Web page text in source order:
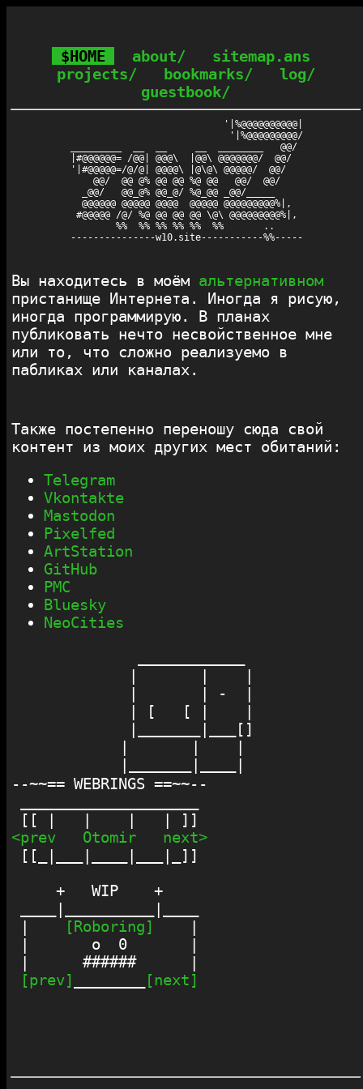
$HOME about/
sitemap.ans
projects/
bookmarks/
log/
guestbook/
'|%@@@@@@@@@@|
'|%@@@@@@@@@/
_________  __  __     __  ________   @@/
|#@@@@@@= /@@| @@@\  |@@\ @@@@@@@/  @@/
'|#@@@@@=/@/@| @@@@\ |@\@\ @@@@@/  @@/
@@/  @@ @% @@ @@ %@ @@   @@/  @@/
_@@/   @@_@% @@_@/ %@_@@ _@@/_____
@@@@@@ @@@@@ @@@@  @@@@@ @@@@@@@@@%|,
#@@@@@ /@/ %@ @@ @@ @@ \@\ @@@@@@@@@%|,
%%  %% %% %% %%  %%       ..
---------------w10.site-----------%%-----
Вы находитесь в моём альтернативном
пристанище Интернета. Иногда я рисую,
иногда программирую. В планах
публиковать нечто несвойственное мне
или то, что сложно реализуемо в
пабликах или каналах.
Также постепенно переношу сюда свой
контент из моих других мест обитаний:
Telegram
Vkontakte
Mastodon
Pixelfed
ArtStation
GitHub
PMC
Bluesky
NeoСities
|       |    |
|       | -  |
| [   [ |    |
|_______|___[]
|       |    |
--~~== WEBRINGS ==~~--
<prev
Otomir
next>
[[_|___|____|___|_]]
     +   WIP    +
____|__________|____
|
[Roboring]
    |
|       o  0       |
|      ######      |
[prev]
[next]